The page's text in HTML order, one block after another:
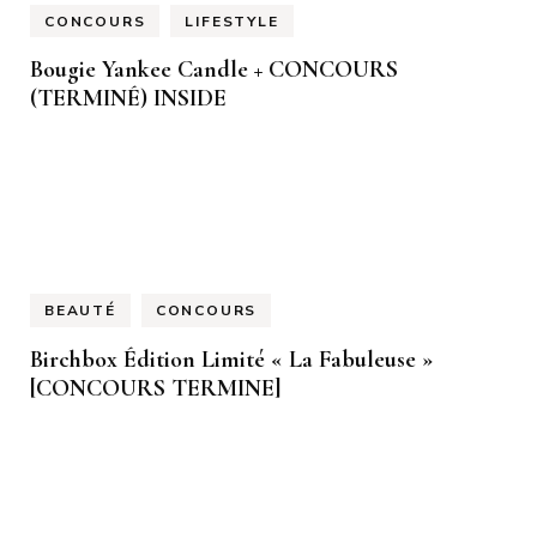
CONCOURS LIFESTYLE
Bougie Yankee Candle + CONCOURS
(TERMINÉ) INSIDE
BEAUTÉ CONCOURS
Birchbox Édition Limité « La Fabuleuse »
[CONCOURS TERMINE]